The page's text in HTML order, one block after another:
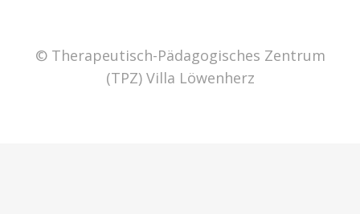
© Therapeutisch-Pädagogisches Zentrum
(TPZ) Villa Löwenherz